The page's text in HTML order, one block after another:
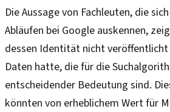
Die Aussage von Fachleuten, die
Abläufen bei Google auskennen,
dessen Identität nicht veröffentlicht
Daten hatte, die für die
entscheidender Bedeutung sind.
könnten von erheblichem Wert für